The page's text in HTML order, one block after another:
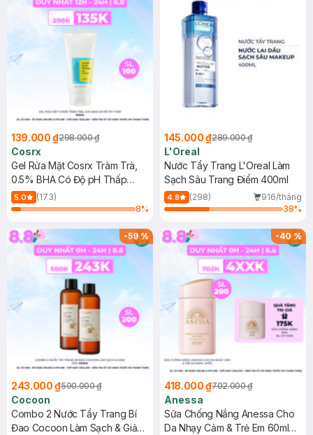
139.000 ₫298.000 ₫
Cosrx
Gel Rửa Mặt Cosrx Tràm Trà,
0.5% BHA Có Độ pH Thấp
150ml
5.0
(173)
8%
145.000 ₫289.000 ₫
L'Oreal
Nước Tẩy Trang L'Oreal Làm
Sạch Sâu Trang Điểm 400ml
4.8 (298)
916/tháng
38%
-59%
243.000 ₫590.000 ₫
Cocoon
Combo 2 Nước Tẩy Trang Bí
Đao Cocoon Làm Sạch & Giảm
-40%
418.000 ₫702.000 ₫
Anessa
Sữa Chống Nắng Anessa Cho
Da Nhạy Cảm & Trẻ Em 60ml